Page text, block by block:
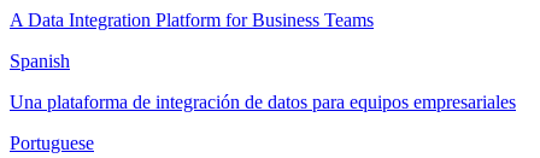
A Data Integration Platform for Business Teams
Spanish
Una plataforma de integración de datos para equipos empresariales
Portuguese